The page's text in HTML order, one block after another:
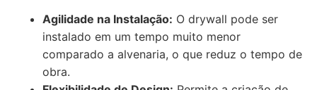
Agilidade na Instalação: O drywall pode ser
instalado em um tempo muito menor
comparado a alvenaria, o que reduz o tempo de
obra.